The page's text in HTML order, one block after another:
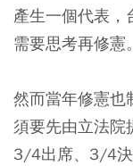
產生一個代表
需要思考再修憲。
然而當年修憲也
須要先由立法院
3/4出席、3/4